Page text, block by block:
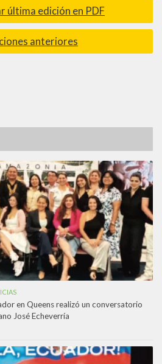
última edición en PDF
anteriores
en Queens realizó un conversatorio
José Echeverría